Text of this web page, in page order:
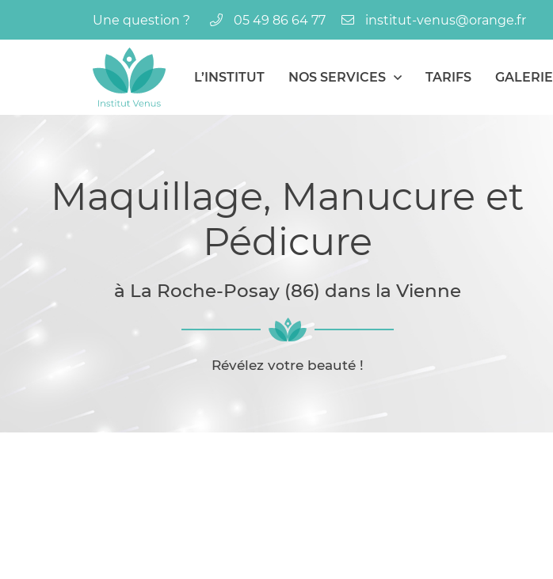
Une question ? 05 49 86 64 77
L’INSTITUT NOS SERVICES TARIFS GALERIE
86270 La Roche-Posay
05 49 86 64 77
Recopier le code ci-contre
Maquillage, Manucure et
Pédicure
à La Roche-Posay (86) dans la Vienne
Révélez votre beauté !